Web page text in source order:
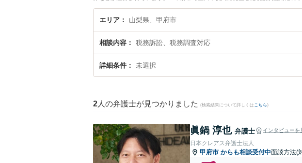
を検索したい』『初回相談無料で税務調査対応を法律相談できる甲府市内の
エリア 山梨県、甲府市
相談内容 税務訴訟、税務調査対応
詳細条件 未選択
2 人の弁護士が見つかりました (検索結果について詳しくは こちら)
眞鍋 淳也 弁護士 インタビューを
日本クレアス弁護士法人
甲府市 からも相談受付中面談方法(